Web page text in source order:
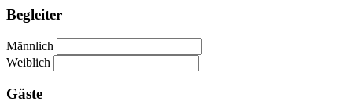
Begleiter
Männlich
Weiblich
Gäste